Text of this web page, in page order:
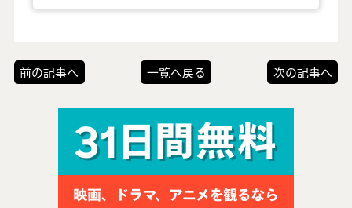
前の記事へ 一覧へ戻る 次の記事へ